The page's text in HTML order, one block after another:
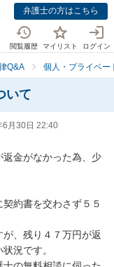
弁護士の方はこちら
閲覧履歴 マイリスト ログイン
Q&A 個人・プライベー
いて
6月30日 22:40
金がなかった為、少
約書を交わさず５５
、残り４７万円が返
況です。